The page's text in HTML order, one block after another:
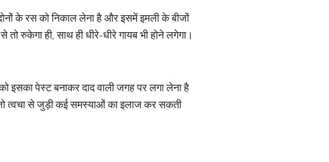
के रस को निकाल लेना है और इसमें इमली के बीजों
रुकेगा ही, साथ ही धीरे-धीरे गायब भी होने लगेगा।
पेस्ट बनाकर दाद वाली जगह पर लगा लेना है
त्वचा से जुड़ी कई समस्याओं का इलाज कर सकती